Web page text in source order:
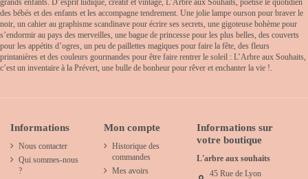
des bébés et des enfants et les accompagne tendrement. Une jolie lampe ourson pour braver le
noir, un cahier au graphisme scandinave pour écrire ses secrets, une gigoteuse bohème pour
s’endormir au pays des merveilles, une bague de princesse pour les plus belles, des couverts
pour les appétits d’ogres, un peu de paillettes magiques pour faire la fête, des fleurs
printanières et des couleurs gourmandes pour être faire rentrer le soleil : L’Arbre aux Souhaits,
c’est un inventaire à la Prévert, une bulle de bonheur pour rêver et enchanter la vie !.
Informations
Nous contacter
Qui sommes-nous
?
Mon compte
Historique des
commandes
Mes avoirs
Informations sur
votre boutique
L'arbre aux souhaits
45 Rue de Lyon